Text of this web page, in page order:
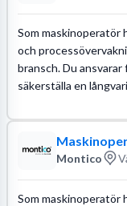
Som maskinoperatör
och
bransch. Du
säkerställa en
Montico
Som maskinoperatör